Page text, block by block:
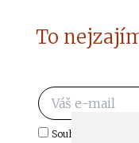
To
Souhlasím s